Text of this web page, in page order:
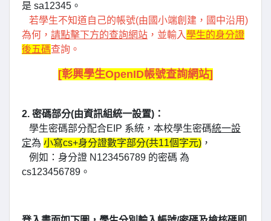
是 sa12345。
若學生不知道自己的帳號(由國小端創建，國中沿用)
為何， 請點擊下方的查詢網站 ，並輸入學生的身分證
後五碼查詢。
[彰興學生OpenID帳號查詢網站]
2. 密碼部分(由資訊組統一設置) ：
學生密碼部分配合EIP 系統，本校學生密碼統一設
定為 小寫cs+身分證數字部分(共11個字元) ，
例如：身分證 N123456789 的密碼 為
cs123456789。